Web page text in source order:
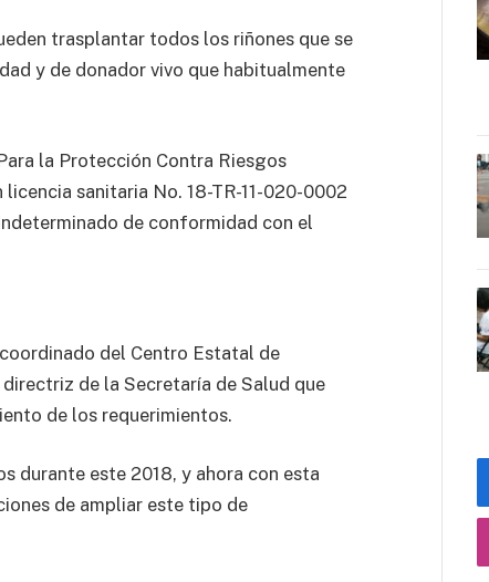
trasplantar todos los riñones que se
y de donador vivo que habitualmente
la Protección Contra Riesgos
sanitaria No. 18-TR-11-020-0002
de conformidad con el
del Centro Estatal de
de la Secretaría de Salud que
de los requerimientos.
durante este 2018, y ahora con esta
de ampliar este tipo de